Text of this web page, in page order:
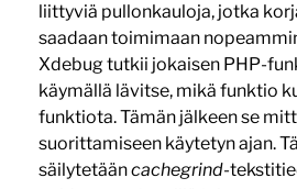
liittyviä pullonkauloja, jotka
saadaan toimimaan
Xdebug tutkii jokaisen PHP-
käymällä lävitse, mikä funktio
funktiota. Tämän jälkeen se
suorittamiseen käytetyn ajan.
säilytetääncachegrind-